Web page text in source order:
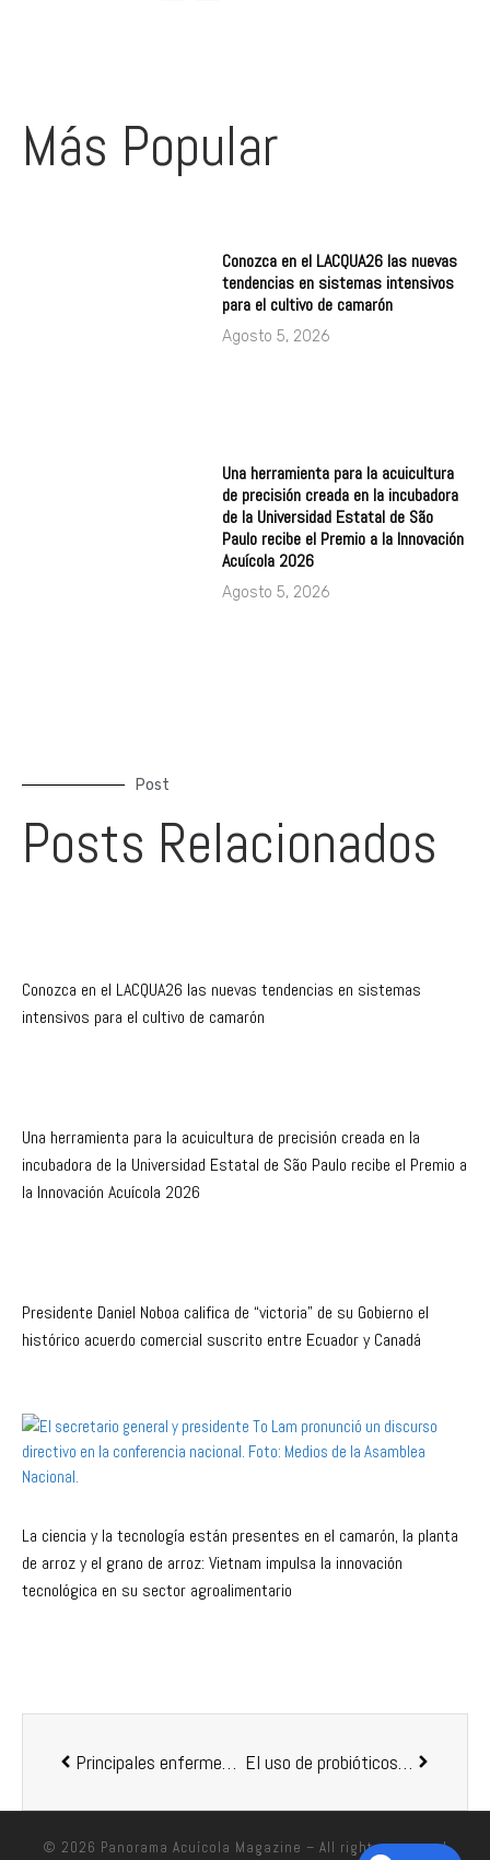
Más Popular
Conozca en el LACQUA26 las nuevas
tendencias en sistemas intensivos
para el cultivo de camarón
Agosto 5, 2026
Una herramienta para la acuicultura
de precisión creada en la incubadora
de la Universidad Estatal de São
Paulo recibe el Premio a la Innovación
Acuícola 2026
Agosto 5, 2026
Post
Posts Relacionados
Conozca en el LACQUA26 las nuevas tendencias en sistemas
intensivos para el cultivo de camarón
Una herramienta para la acuicultura de precisión creada en la
incubadora de la Universidad Estatal de São Paulo recibe el Premio a
la Innovación Acuícola 2026
Presidente Daniel Noboa califica de “victoria” de su Gobierno el
histórico acuerdo comercial suscrito entre Ecuador y Canadá
La ciencia y la tecnología están presentes en el camarón, la planta
de arroz y el grano de arroz: Vietnam impulsa la innovación
tecnológica en su sector agroalimentario
Principales enfermedades infecciosas en granjas de tilapia en Latinoamérica El uso de probióticos en la producción de larvas de camarón blanco (Litopenaeus vannamei): Un análisis marginal de la viabilidad bioeconómica
© 2026 Panorama Acuícola Magazine – All rights reserved